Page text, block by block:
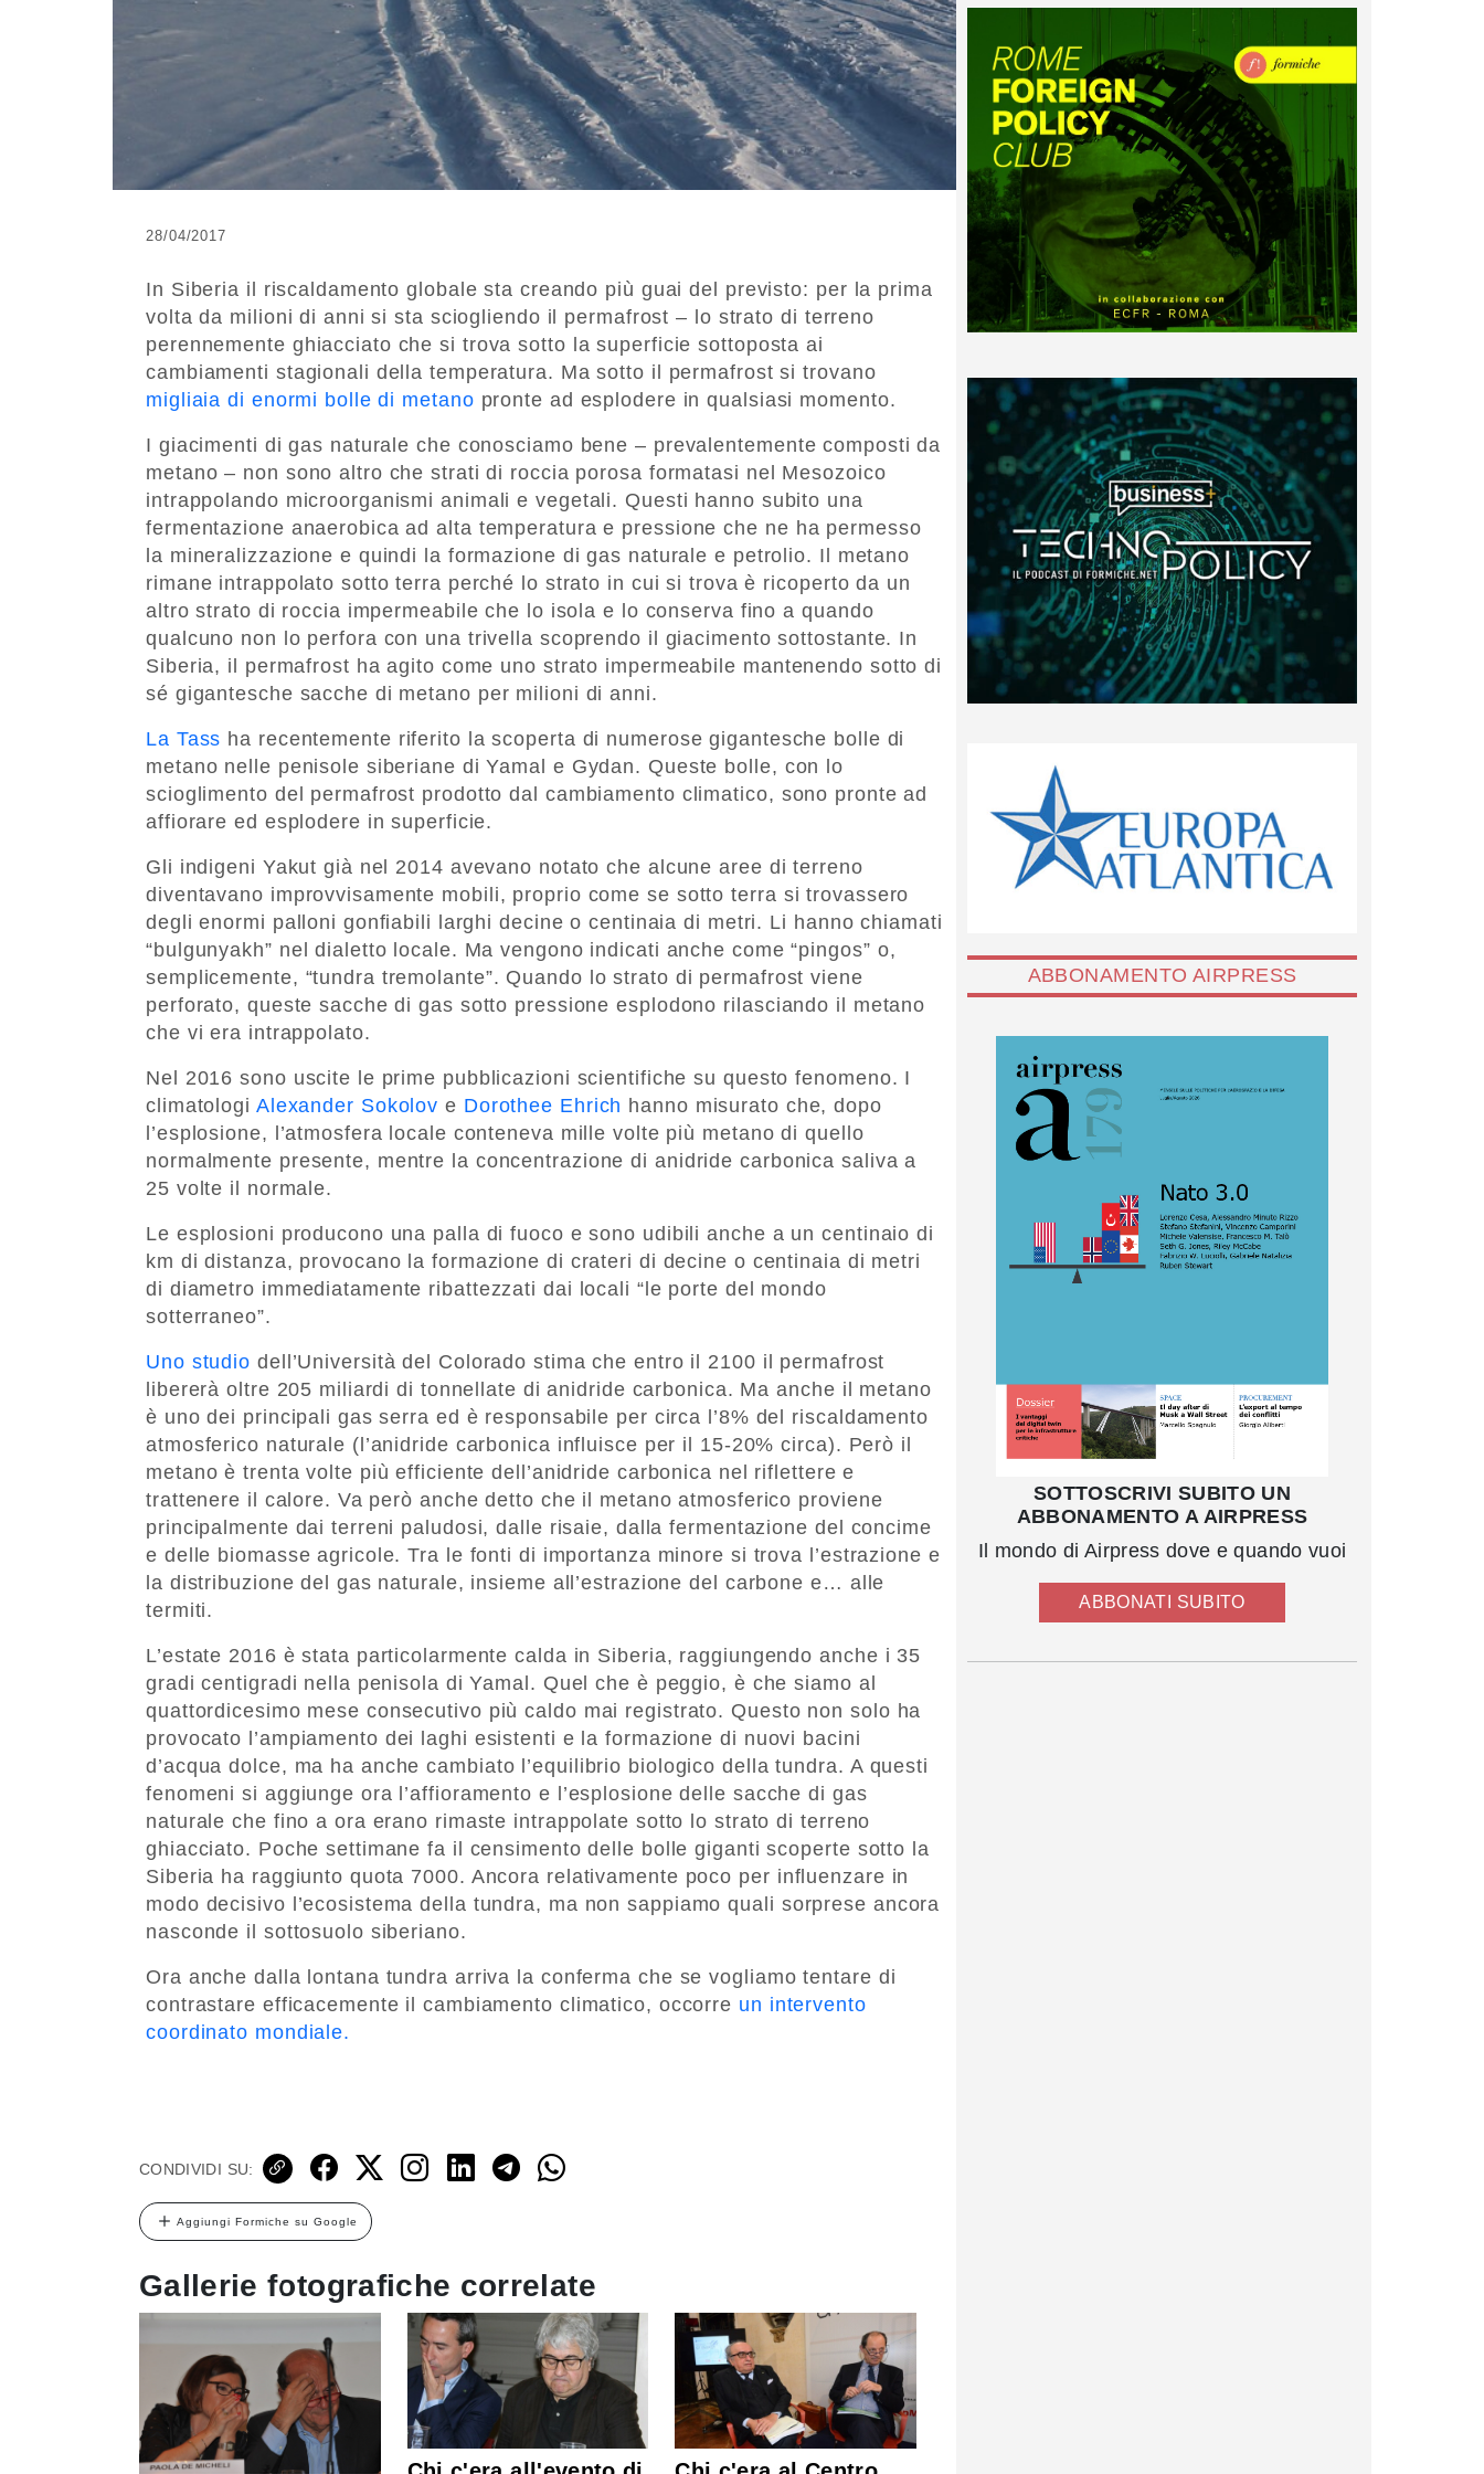
28/04/2017
In Siberia il riscaldamento globale sta creando più guai del previsto: per la prima
volta da milioni di anni si sta sciogliendo il permafrost – lo strato di terreno
perennemente ghiacciato che si trova sotto la superficie sottoposta ai
cambiamenti stagionali della temperatura. Ma sotto il permafrost si trovano
migliaia di enormi bolle di metano pronte ad esplodere in qualsiasi momento.
I giacimenti di gas naturale che conosciamo bene – prevalentemente composti da
metano – non sono altro che strati di roccia porosa formatasi nel Mesozoico
intrappolando microorganismi animali e vegetali. Questi hanno subito una
fermentazione anaerobica ad alta temperatura e pressione che ne ha permesso
la mineralizzazione e quindi la formazione di gas naturale e petrolio. Il metano
rimane intrappolato sotto terra perché lo strato in cui si trova è ricoperto da un
altro strato di roccia impermeabile che lo isola e lo conserva fino a quando
qualcuno non lo perfora con una trivella scoprendo il giacimento sottostante. In
Siberia, il permafrost ha agito come uno strato impermeabile mantenendo sotto di
sé gigantesche sacche di metano per milioni di anni.
La Tass ha recentemente riferito la scoperta di numerose gigantesche bolle di
metano nelle penisole siberiane di Yamal e Gydan. Queste bolle, con lo
scioglimento del permafrost prodotto dal cambiamento climatico, sono pronte ad
affiorare ed esplodere in superficie.
Gli indigeni Yakut già nel 2014 avevano notato che alcune aree di terreno
diventavano improvvisamente mobili, proprio come se sotto terra si trovassero
degli enormi palloni gonfiabili larghi decine o centinaia di metri. Li hanno chiamati
“bulgunyakh” nel dialetto locale. Ma vengono indicati anche come “pingos” o,
semplicemente, “tundra tremolante”. Quando lo strato di permafrost viene
perforato, queste sacche di gas sotto pressione esplodono rilasciando il metano
che vi era intrappolato.
Nel 2016 sono uscite le prime pubblicazioni scientifiche su questo fenomeno. I
climatologi Alexander Sokolove Dorothee Ehrich hanno misurato che, dopo
l’esplosione, l’atmosfera locale conteneva mille volte più metano di quello
normalmente presente, mentre la concentrazione di anidride carbonica saliva a
25 volte il normale.
Le esplosioni producono una palla di fuoco e sono udibili anche a un centinaio di
km di distanza, provocano la formazione di crateri di decine o centinaia di metri
di diametro immediatamente ribattezzati dai locali “le porte del mondo
sotterraneo”.
Uno studio dell’Università del Colorado stima che entro il 2100 il permafrost
libererà oltre 205 miliardi di tonnellate di anidride carbonica. Ma anche il metano
è uno dei principali gas serra ed è responsabile per circa l’8% del riscaldamento
atmosferico naturale (l’anidride carbonica influisce per il 15-20% circa). Però il
metano è trenta volte più efficiente dell’anidride carbonica nel riflettere e
trattenere il calore. Va però anche detto che il metano atmosferico proviene
principalmente dai terreni paludosi, dalle risaie, dalla fermentazione del concime
e delle biomasse agricole. Tra le fonti di importanza minore si trova l’estrazione e
la distribuzione del gas naturale, insieme all’estrazione del carbone e… alle
termiti.
L’estate 2016 è stata particolarmente calda in Siberia, raggiungendo anche i 35
gradi centigradi nella penisola di Yamal. Quel che è peggio, è che siamo al
quattordicesimo mese consecutivo più caldo mai registrato. Questo non solo ha
provocato l’ampiamento dei laghi esistenti e la formazione di nuovi bacini
d’acqua dolce, ma ha anche cambiato l’equilibrio biologico della tundra. A questi
fenomeni si aggiunge ora l’affioramento e l’esplosione delle sacche di gas
naturale che fino a ora erano rimaste intrappolate sotto lo strato di terreno
ghiacciato. Poche settimane fa il censimento delle bolle giganti scoperte sotto la
Siberia ha raggiunto quota 7000. Ancora relativamente poco per influenzare in
modo decisivo l’ecosistema della tundra, ma non sappiamo quali sorprese ancora
nasconde il sottosuolo siberiano.
Ora anche dalla lontana tundra arriva la conferma che se vogliamo tentare di
contrastare efficacemente il cambiamento climatico, occorre un intervento
coordinato mondiale.
CONDIVIDI SU:
Aggiungi Formiche su Google
Gallerie fotografiche correlate
ABBONAMENTO AIRPRESS
SOTTOSCRIVI SUBITO UN
ABBONAMENTO A AIRPRESS
Il mondo di Airpress dove e quando vuoi
ABBONATI SUBITO